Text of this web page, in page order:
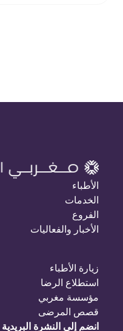
الأطباء
الخدمات
الفروع
الأخبار والفعاليات
زيارة الأطباء
استطلاع الرضا
مؤسسة مغربي
قصص المرضى
انضم إلى النشرة البريدية